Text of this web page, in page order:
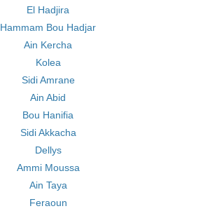
El Hadjira
Hammam Bou Hadjar
Ain Kercha
Kolea
Sidi Amrane
Ain Abid
Bou Hanifia
Sidi Akkacha
Dellys
Ammi Moussa
Ain Taya
Feraoun